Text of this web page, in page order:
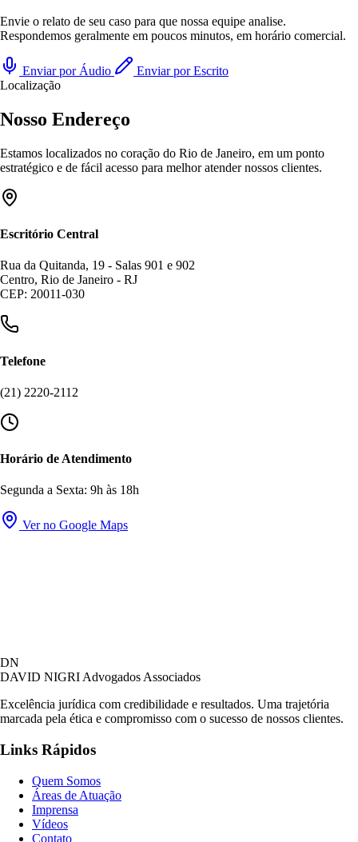
Envie o relato de seu caso para que nossa equipe analise.
Respondemos geralmente em poucos minutos, em horário comercial.
Enviar por Áudio
Enviar por Escrito
Localização
Nosso Endereço
Estamos localizados no coração do Rio de Janeiro, em um ponto
estratégico e de fácil acesso para melhor atender nossos clientes.
Escritório Central
Rua da Quitanda, 19 - Salas 901 e 902
Centro, Rio de Janeiro - RJ
CEP: 20011-030
Telefone
(21) 2220-2112
Horário de Atendimento
Segunda a Sexta: 9h às 18h
Ver no Google Maps
DN
DAVID NIGRIAdvogados Associados
Excelência jurídica com credibilidade e resultados. Uma trajetória
marcada pela ética e compromisso com o sucesso de nossos clientes.
Links Rápidos
Quem Somos
Áreas de Atuação
Imprensa
Vídeos
Contato
Online agora
Para que possamos ajudá-lo, por favor, informe
como deseja falar com nossa equipe.